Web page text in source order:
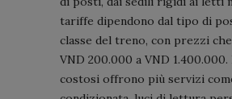
tariffe dipendono dal tipo di
classe del treno, con prezzi
VND 200.000 a VND
costosi offrono più servizi